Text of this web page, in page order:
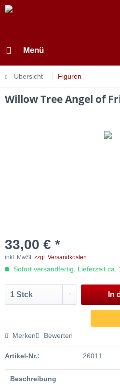
Menü
Übersicht Figuren
Willow Tree Angel of
33,00 € *
inkl. MwSt. zzgl. Versandkosten
Sofort versandfertig, Lieferzeit ca.
In
Merken Bewerten
Artikel-Nr.: 26011
Beschreibung